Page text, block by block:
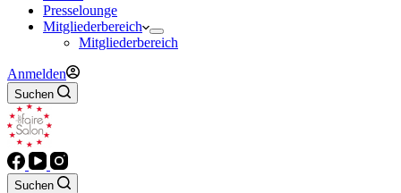
Presselounge
Mitgliederbereich
Mitgliederbereich
Anmelden
Suchen
Suchen